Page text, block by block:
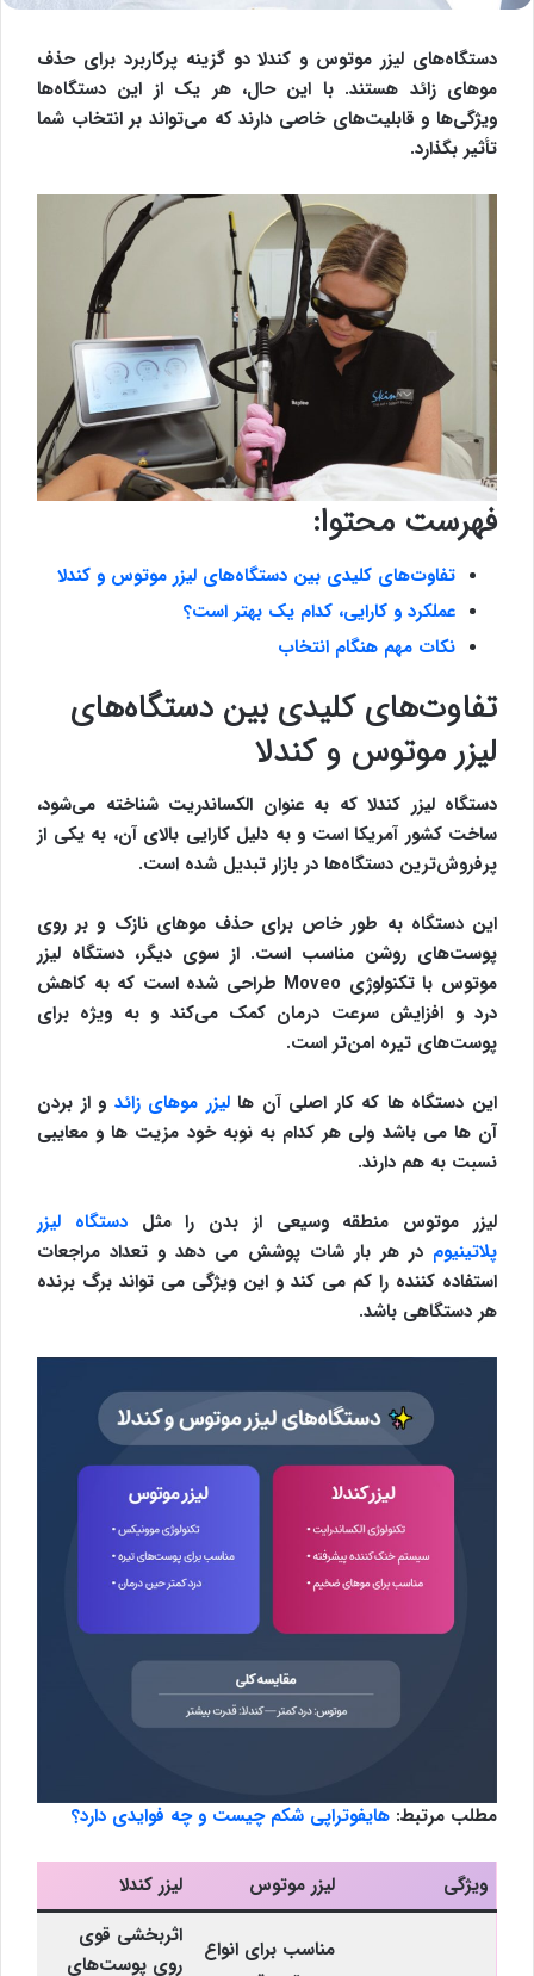
دستگاه‌های لیزر موتوس و کندلا دو گزینه پرکاربرد برای حذف
موهای زائد هستند. با این حال، هر یک از این دستگاه‌ها
ویژگی‌ها و قابلیت‌های خاصی دارند که می‌تواند بر انتخاب شما
تأثیر بگذارد.
فهرست محتوا:
تفاوت‌های کلیدی بین دستگاه‌های لیزر موتوس و کندلا
عملکرد و کارایی، کدام یک بهتر است؟
نکات مهم هنگام انتخاب
تفاوت‌های کلیدی بین دستگاه‌های
لیزر موتوس و کندلا
دستگاه لیزر کندلا که به عنوان الکساندریت شناخته می‌شود،
ساخت کشور آمریکا است و به دلیل کارایی بالای آن، به یکی از
پرفروش‌ترین دستگاه‌ها در بازار تبدیل شده است.
این دستگاه به طور خاص برای حذف موهای نازک و بر روی
پوست‌های روشن مناسب است. از سوی دیگر، دستگاه لیزر
موتوس با تکنولوژی Moveo طراحی شده است که به کاهش
درد و افزایش سرعت درمان کمک می‌کند و به ویژه برای
پوست‌های تیره امن‌تر است.
این دستگاه ها که کار اصلی آن هالیزر موهای زائد و از بردن
آن ها می باشد ولی هر کدام به نوبه خود مزیت ها و معایبی
نسبت به هم دارند.
لیزر موتوس منطقه وسیعی از بدن را مثلدستگاه لیزر
پلاتینیوم در هر بار شات پوشش می دهد و تعداد مراجعات
استفاده کننده را کم می کند و این ویژگی می تواند برگ برنده
هر دستگاهی باشد.
مطلب مرتبط: هایفوتراپی شکم چیست و چه فوایدی دارد؟
ویژگی لیزر موتوس لیزر کندلا
مناسب برای انواع
اثربخشی قوی
روی پوست‌های